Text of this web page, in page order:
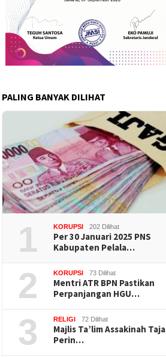
PALING BANYAK DILIHAT
1 KORUPSI 202 Dilihat
Per 30 Januari 2025 PNS
Kabupaten Pelala…
2 KORUPSI 73 Dilihat
Mentri ATR BPN Pastikan
Perpanjangan HGU…
3 RELIGI 72 Dilihat
Majlis Ta’lim Assakinah Taja
Perin…